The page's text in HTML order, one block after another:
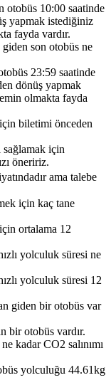
otobüs 10:00 saatinde
yapmak istediğiniz
fayda vardır.
son otobüs ne
23:59 saatinde
dönüş yapmak
olmakta fayda
biletimi önceden
sağlamak için
öneririz.
ama talebe
için kaç tane
ortalama 12
yolculuk süresi ne
yolculuk süresi 12
giden bir otobüs var
bir otobüs vardır.
kadar CO2 salınımı
yolculuğu 44.61kg